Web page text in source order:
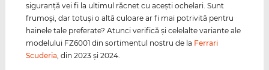
siguranţă vei fi la ultimul răcnet cu aceşti ochelari. Sunt
frumoşi, dar totuşi o altă culoare ar fi mai potrivită pentru
hainele tale preferate? Atunci verifică şi celelalte variante ale
modelului FZ6001 din sortimentul nostru de la Ferrari
Scuderia , din 2023 şi 2024.